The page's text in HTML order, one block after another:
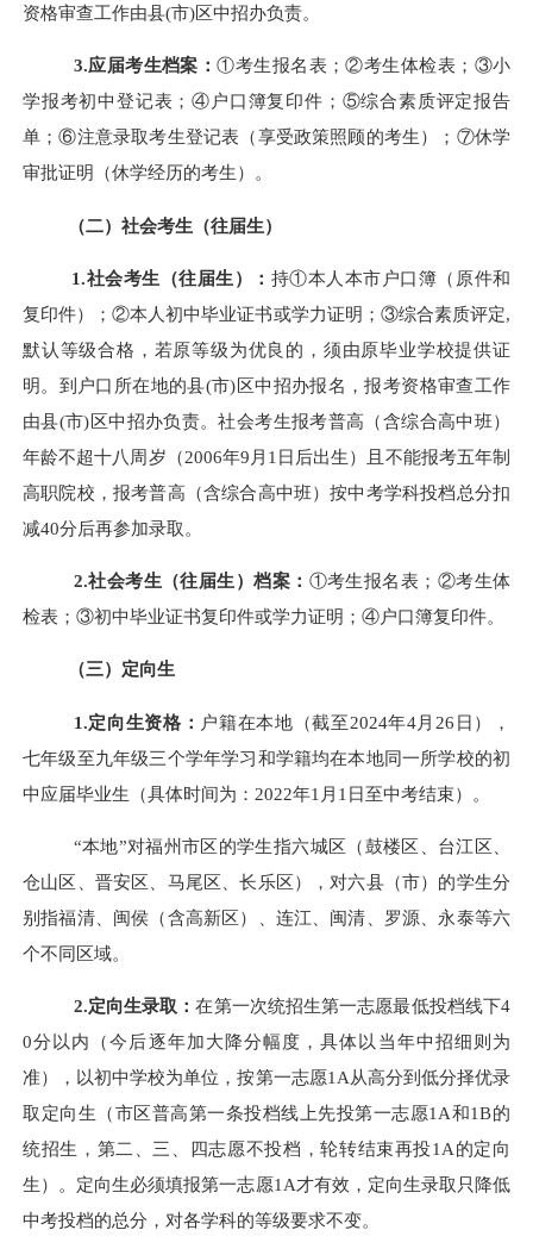
资格审查工作由县(市)区中招办负责。
3.应届考生档案：①考生报名表；②考生体检表；③小
学报考初中登记表；④户口簿复印件； ⑤综合素质评定报告
单；⑥注意录取考生登记表（享受政策照顾的考生）； ⑦休学
审批证明（休学经历的考生）。
（二）社会考生（往届生）
1.社会考生（往届生）： 持①本人本市户口簿（原件和
复印件）；②本人初中毕业证书或学力证明；③综合素质评定,
默认等级合格，若原等级为优良的，须由原毕业学校提供证
明。到户口所在地的县(市)区中招办报名，报考资格审查工作
由县(市)区中招办负责。社会考生报考普高（含综合高中班）
年龄不超十八周岁（2006年9月1日后出生）且不能报考五年制
高职院校，报考普高（含综合高中班）按中考学科投档总分扣
减40分后再参加录取。
2.社会考生（往届生）档案： ①考生报名表；②考生体
检表；③初中毕业证书复印件或学力证明；④户口簿复印件。
（三）定向生
1.定向生资格： 户籍在本地 （截至2024年4月26 日 ）
，
七年级至九年级三个学年学习和学籍均在本地同一所学校的初
中应届毕业生（具体时间为：2022年1月1日至中考结束）。
“本地”对福州市区的学生指六城区（鼓楼区、台江区、
仓山区、晋安区、马尾区、长乐区），对六县（市）的学生分
别指福清、闽侯（含高新区）、连江、闽清、罗源、永泰等六
个不同区域。
2.定向生录取：在第一次统招生第一志愿最低投档线下4
0分以内
（今后逐年加大降分幅度，具体以当年中招细则为
准），以初中学校为单位，按第一志愿1A从高分到低分择优录
取定向生（市区普高第一条投档线上先投第一志愿1A和1B的
统招生，第二、三
、四志愿不投档，轮转结束再投1A的定向
生）。定向生必须填报第一志愿1A才有效，定向生录取只降低
中考投档的总分，对各学科的等级要求不变。